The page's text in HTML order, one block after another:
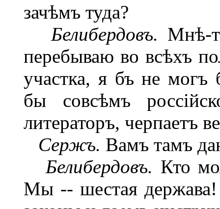
зачѣмъ туда?
Белибердовъ. Мнѣ-
перебываю во всѣхъ
участка, я бъ не могъ
бы совсѣмъ
литераторъ, черпаетъ
Сержъ. Вамъ тамъ
Белибердовъ. Кто
Мы -- шестая